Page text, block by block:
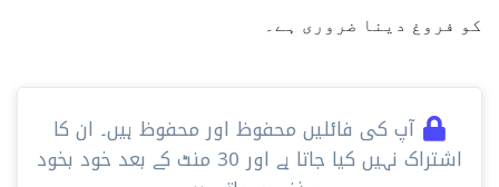
کو فروغ دینا ضروری ہے۔
آپ کی فائلیں محفوظ اور محفوظ ہیں۔ ان کا
اشتراک نہیں کیا جاتا ہے اور 30 ​​منٹ کے بعد خود بخود